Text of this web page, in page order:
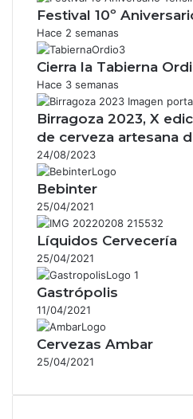
Festival 10º
Hace 2 semanas
Cierra la Tabierna
Hace 3 semanas
Birragoza 2023, X
de cerveza artesana
24/08/2023
Bebinter
25/04/2021
Líquidos Cervecería
25/04/2021
Gastrópolis
11/04/2021
Cervezas Ambar
25/04/2021